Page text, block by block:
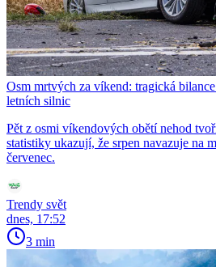
Osm mrtvých za víkend: tragická
letních silnic
Pět z osmi víkendových obětí nehod
statistiky ukazují, že srpen navazuje na
červenec.
Trendy svět
dnes, 17:52
3 min